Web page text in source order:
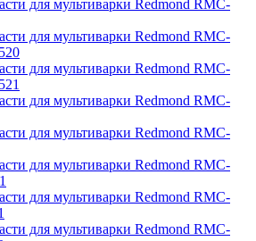
для мультиварки Redmond RMC-
для мультиварки Redmond RMC-
для мультиварки Redmond RMC-
для мультиварки Redmond RMC-
для мультиварки Redmond RMC-
для мультиварки Redmond RMC-
для мультиварки Redmond RMC-
для мультиварки Redmond RMC-